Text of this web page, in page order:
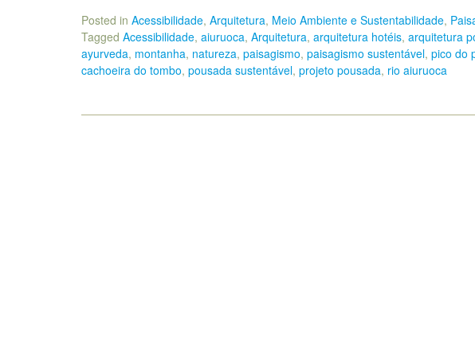
Posted in Acessibilidade, Arquitetura, Meio Ambiente e Sustentabilidade,
Tagged Acessibilidade, aiuruoca, Arquitetura, arquitetura hotéis, arquitetura
ayurveda, montanha, natureza, paisagismo, paisagismo sustentável, pico do
cachoeira do tombo, pousada sustentável, projeto pousada, rio aiuruoca